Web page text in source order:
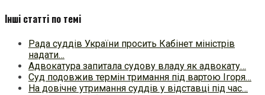
Інші статті по темі
Рада суддів України просить Кабінет міністрів
надати…
Адвокатура запитала судову владу як адвокату…
Суд подовжив термін тримання під вартою Ігоря…
На довічне утримання суддів у відставці під час…